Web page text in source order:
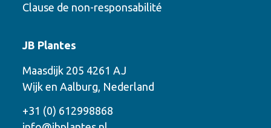
options suivantes
Clause de non-responsabilité
JB Plantes
Maasdijk 205 4261 AJ
Wijk en Aalburg, Nederland
+31 (0) 612998868